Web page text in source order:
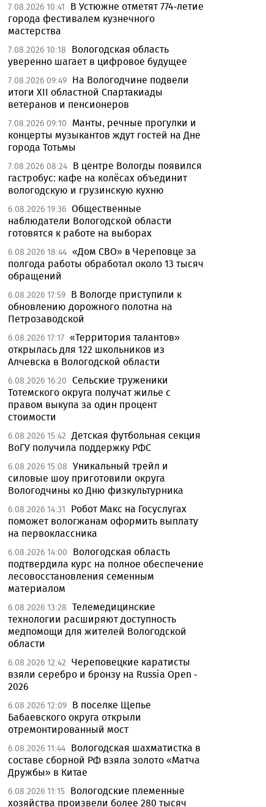
7.08.2026 10:41
В Устюжне отметят 774-летие
города фестивалем кузнечного
мастерства
7.08.2026 10:18
Вологодская область
уверенно шагает в цифровое будущее
7.08.2026 09:49 На Вологодчине подвели
итоги XII областной Спартакиады
ветеранов и пенсионеров
7.08.2026 09:10
Манты, речные прогулки и
концерты музыкантов ждут гостей на Дне
города Тотьмы
7.08.2026 08:24 В центре Вологды появился
гастробус: кафе на колёсах объединит
вологодскую и грузинскую кухню
6.08.2026 19:36 Общественные
наблюдатели Вологодской области
готовятся к работе на выборах
6.08.2026 18:44 «Дом СВО» в Череповце за
полгода работы обработал около 13 тысяч
обращений
6.08.2026 17:59 В Вологде приступили к
обновлению дорожного полотна на
Петрозаводской
6.08.2026 17:17 «Территория талантов»
открылась для 122 школьников из
Алчевска в Вологодской области
6.08.2026 16:20 Сельские труженики
Тотемского округа получат жилье с
правом выкупа за один процент
стоимости
6.08.2026 15:42 Детская футбольная секция
ВоГУ получила поддержку РФС
6.08.2026 15:08 Уникальный трейл и
силовые шоу приготовили округа
Вологодчины ко Дню физкультурника
6.08.2026 14:31
Робот Макс на Госуслугах
поможет вологжанам оформить выплату
на первоклассника
6.08.2026 14:00
Вологодская область
подтвердила курс на полное обеспечение
лесовосстановления семенным
материалом
6.08.2026 13:28 Телемедицинские
технологии расширяют доступность
медпомощи для жителей Вологодской
области
6.08.2026 12:42 Череповецкие каратисты
взяли серебро и бронзу на Russia Open -
2026
6.08.2026 12:09 В поселке Щепье
Бабаевского округа открыли
отремонтированный мост
6.08.2026 11:44 Вологодская шахматистка в
составе сборной РФ взяла золото «Матча
Дружбы» в Китае
6.08.2026 11:15 Вологодские племенные
хозяйства произвели более 280 тысяч